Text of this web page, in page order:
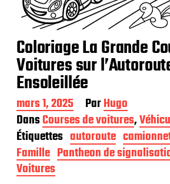
Coloriage La Grande
Voitures sur
Ensoleillée
D
a
t
e
d
e
p
mars 1, 2025 ParHugo
DansCourses de voitures,
Étiquettes autoroute
Famille Pantheon de
Voitures